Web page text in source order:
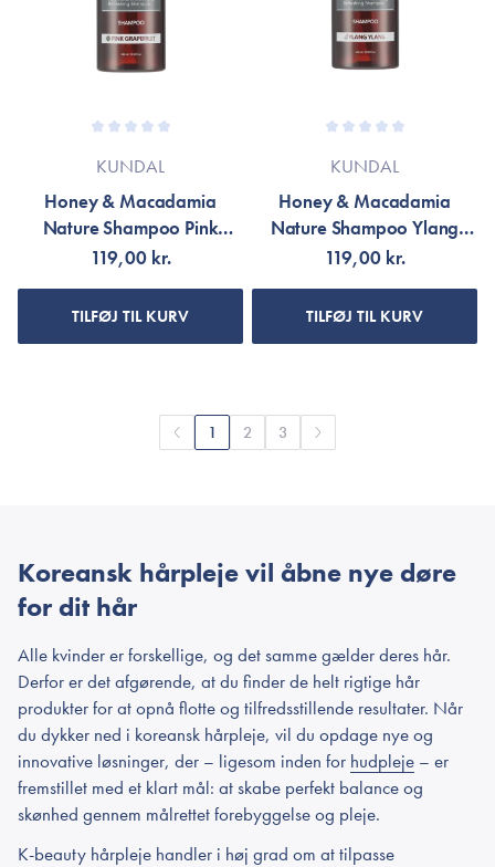
KUNDAL
Honey & Macadamia
Nature Shampoo Pink
Grapefruit
119,00 kr.
TILFØJ TIL KURV
KUNDAL
Honey & Macadamia
Nature Shampoo Ylang
Ylang
119,00 kr.
TILFØJ TIL KURV
1 2 3
Koreansk hårpleje vil åbne nye døre
for dit hår
Alle kvinder er forskellige, og det samme gælder deres hår.
Derfor er det afgørende, at du finder de helt rigtige hår
produkter for at opnå flotte og tilfredsstillende resultater. Når
du dykker ned i koreansk hårpleje, vil du opdage nye og
innovative løsninger, der – ligesom inden for hudpleje – er
fremstillet med et klart mål: at skabe perfekt balance og
skønhed gennem målrettet forebyggelse og pleje.
K-beauty hårpleje handler i høj grad om at tilpasse